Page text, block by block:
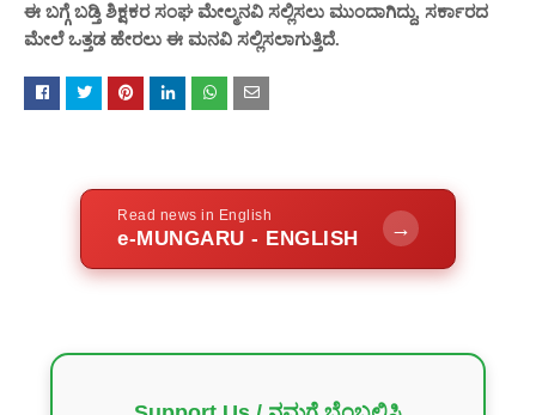
ಈ ಬಗ್ಗೆ ಬಡ್ತಿ ಶಿಕ್ಷಕರ ಸಂಘ ಮೇಲ್ಮನವಿ ಸಲ್ಲಿಸಲು ಮುಂದಾಗಿದ್ದು, ಸರ್ಕಾರದ
ಮೇಲೆ ಒತ್ತಡ ಹೇರಲು ಈ ಮನವಿ ಸಲ್ಲಿಸಲಾಗುತ್ತಿದೆ.
Read news in English
e-MUNGARU - ENGLISH →